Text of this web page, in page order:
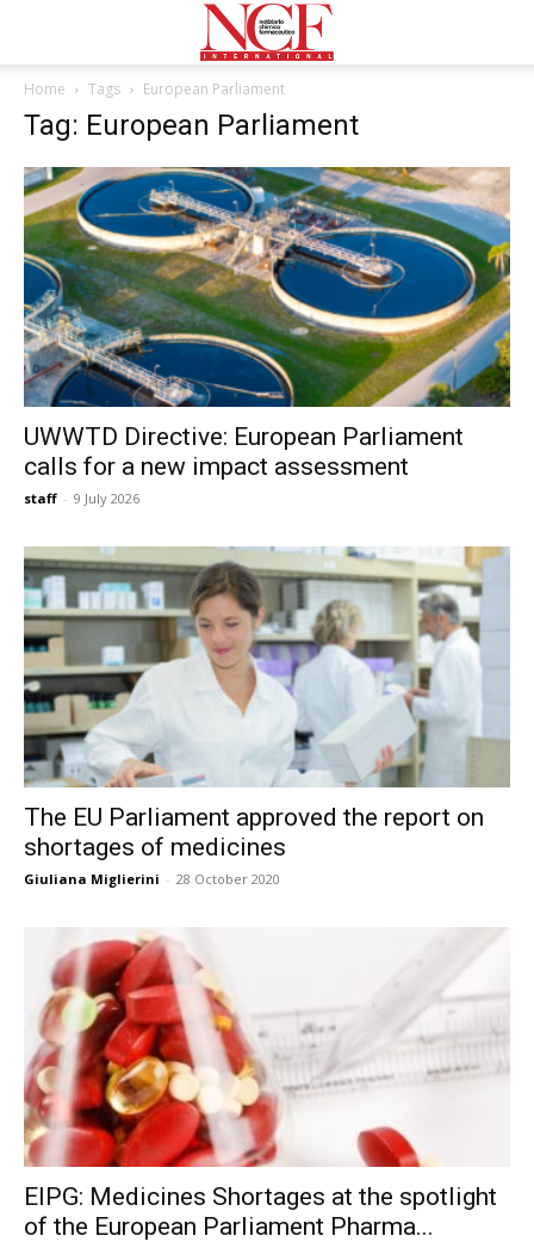
Home Tags European Parliament
Tag: European Parliament
UWWTD Directive: European Parliament
calls for a new impact assessment
staff - 9 July 2026
The EU Parliament approved the report on
shortages of medicines
Giuliana Miglierini - 28 October 2020
EIPG: Medicines Shortages at the spotlight
of the European Parliament Pharma...